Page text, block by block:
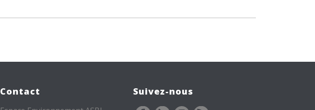
Contact Suivez-nous